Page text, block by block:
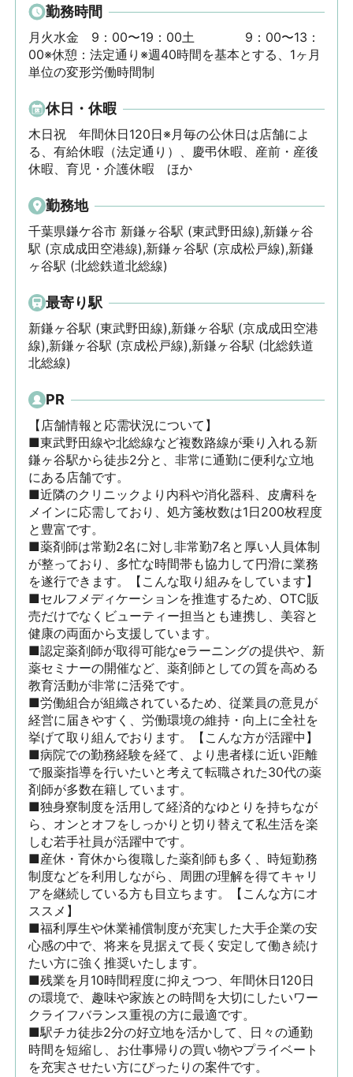
勤務時間
月火水金　9：00〜19：00土　　　　9：00〜13：
00※休憩：法定通り※週40時間を基本とする、1ヶ月
単位の変形労働時間制
休日・休暇
木日祝　年間休日120日※月毎の公休日は店舗によ
る、有給休暇（法定通り）、慶弔休暇、産前・産後
休暇、育児・介護休暇　ほか
勤務地
千葉県鎌ケ谷市 新鎌ヶ谷駅 (東武野田線),新鎌ヶ谷
駅 (京成成田空港線),新鎌ヶ谷駅 (京成松戸線),新鎌
ヶ谷駅 (北総鉄道北総線)
最寄り駅
新鎌ヶ谷駅 (東武野田線),新鎌ヶ谷駅 (京成成田空港
線),新鎌ヶ谷駅 (京成松戸線),新鎌ヶ谷駅 (北総鉄道
北総線)
PR
【店舗情報と応需状況について】
■東武野田線や北総線など複数路線が乗り入れる新
鎌ヶ谷駅から徒歩2分と、非常に通勤に便利な立地
にある店舗です。
■近隣のクリニックより内科や消化器科、皮膚科を
メインに応需しており、処方箋枚数は1日200枚程度
と豊富です。
■薬剤師は常勤2名に対し非常勤7名と厚い人員体制
が整っており、多忙な時間帯も協力して円滑に業務
を遂行できます。【こんな取り組みをしています】
■セルフメディケーションを推進するため、OTC販
売だけでなくビューティー担当とも連携し、美容と
健康の両面から支援しています。
■認定薬剤師が取得可能なeラーニングの提供や、新
薬セミナーの開催など、薬剤師としての質を高める
教育活動が非常に活発です。
■労働組合が組織されているため、従業員の意見が
経営に届きやすく、労働環境の維持・向上に全社を
挙げて取り組んでおります。【こんな方が活躍中】
■病院での勤務経験を経て、より患者様に近い距離
で服薬指導を行いたいと考えて転職された30代の薬
剤師が多数在籍しています。
■独身寮制度を活用して経済的なゆとりを持ちなが
ら、オンとオフをしっかりと切り替えて私生活を楽
しむ若手社員が活躍中です。
■産休・育休から復職した薬剤師も多く、時短勤務
制度などを利用しながら、周囲の理解を得てキャリ
アを継続している方も目立ちます。【こんな方にオ
ススメ】
■福利厚生や休業補償制度が充実した大手企業の安
心感の中で、将来を見据えて長く安定して働き続け
たい方に強く推奨いたします。
■残業を月10時間程度に抑えつつ、年間休日120日
の環境で、趣味や家族との時間を大切にしたいワー
クライフバランス重視の方に最適です。
■駅チカ徒歩2分の好立地を活かして、日々の通勤
時間を短縮し、お仕事帰りの買い物やプライベート
を充実させたい方にぴったりの案件です。